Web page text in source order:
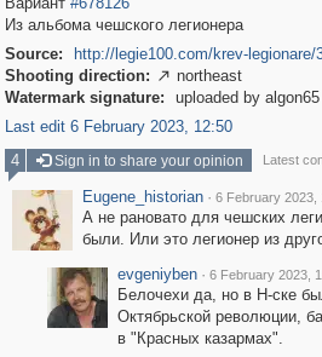
Из альбома чешского легионера
Source:
http://legie100.com/krev-legionare/
Shooting direction:  northeast
Watermark signature:
uploaded by algon65
Last edit 6 February 2023, 12:50
4
Sign in to share your opinion Latest
Eugene_historian · 6 February 2023,
А не рановато для чешских
были. Или это легионер из
evgeniyben · 6 February 2023,
Белочехи да, но в Н-ске
Октябрьской революции,
в "Красных казармах".